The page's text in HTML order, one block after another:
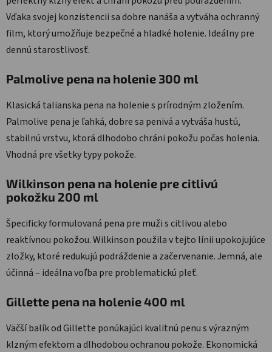
Vďaka svojej konzistencii sa dobre nanáša a vytváha ochranný
film, ktorý umožňuje bezpečné a hladké holenie. Ideálny pre
dennú starostlivosť.
Palmolive pena na holenie 300 ml
Klasická talianska pena na holenie s prírodným zložením.
Palmolive pena je ľahká, dobre sa penivá a vytváša hustú,
stabilnú vrstvu, ktorá dlhodobo chráni pokožu počas holenia.
Vhodná pre všetky typy pokože.
Wilkinson pena na holenie pre citlivú
pokožku 200 ml
Špecificky formulovaná pena pre muži s citlivou alebo
reaktívnou pokožou. Wilkinson použila v tejto línii upokojujúce
zložky, ktoré redukujú podráždenie a začervenanie. Jemná, ale
účinná – ideálna voľba pre problematickú pleť.
Gillette pena na holenie 400 ml
Väčší balík od Gillette ponúkajúci kvalitnú penu s výrazným
klzným efektom a dlhodobou ochranou pokože. Ekonomická